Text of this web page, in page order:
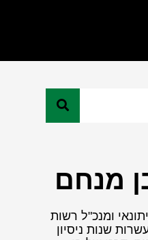
מנחם
ומנכ"ל רשות
שנות ניסיון